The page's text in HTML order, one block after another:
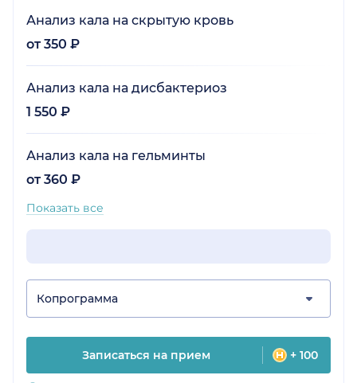
Анализ кала на скрытую кровь
от 350 ₽
Анализ кала на дисбактериоз
1 550 ₽
Анализ кала на гельминты
от 360 ₽
Показать все
Копрограмма
Записаться на прием + 100